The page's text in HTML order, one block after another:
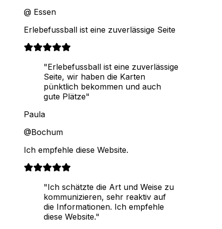
@ Essen
Erlebefussball ist eine zuverlässige Seite
"Erlebefussball ist eine zuverlässige
Seite, wir haben die Karten
pünktlich bekommen und auch
gute Plätze"
Paula
@Bochum
Ich empfehle diese Website.
"Ich schätzte die Art und Weise zu
kommunizieren, sehr reaktiv auf
die Informationen. Ich empfehle
diese Website."